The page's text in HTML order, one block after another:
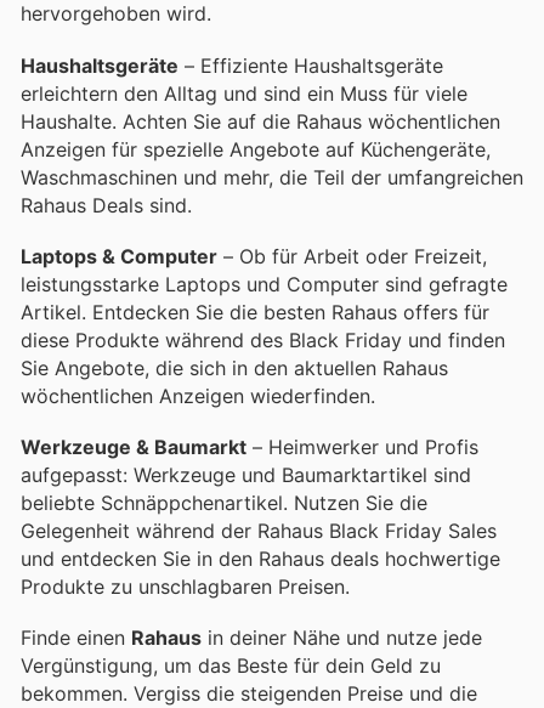
hervorgehoben wird.
Haushaltsgeräte – Effiziente Haushaltsgeräte
erleichtern den Alltag und sind ein Muss für viele
Haushalte. Achten Sie auf die Rahaus wöchentlichen
Anzeigen für spezielle Angebote auf Küchengeräte,
Waschmaschinen und mehr, die Teil der umfangreichen
Rahaus Deals sind.
Laptops & Computer – Ob für Arbeit oder Freizeit,
leistungsstarke Laptops und Computer sind gefragte
Artikel. Entdecken Sie die besten Rahaus offers für
diese Produkte während des Black Friday und finden
Sie Angebote, die sich in den aktuellen Rahaus
wöchentlichen Anzeigen wiederfinden.
Werkzeuge & Baumarkt – Heimwerker und Profis
aufgepasst: Werkzeuge und Baumarktartikel sind
beliebte Schnäppchenartikel. Nutzen Sie die
Gelegenheit während der Rahaus Black Friday Sales
und entdecken Sie in den Rahaus deals hochwertige
Produkte zu unschlagbaren Preisen.
Finde einen Rahaus in deiner Nähe und nutze jede
Vergünstigung, um das Beste für dein Geld zu
bekommen. Vergiss die steigenden Preise und die